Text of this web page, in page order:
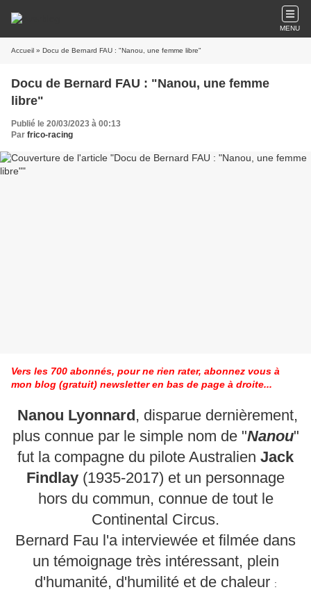
MENU
Accueil » Docu de Bernard FAU : "Nanou, une femme libre"
Docu de Bernard FAU : "Nanou, une femme
libre"
Publié le 20/03/2023 à 00:13
Par frico-racing
Vers les 700 abonnés, pour ne rien rater, abonnez vous à
mon blog (gratuit) newsletter en bas de page à droite...
Nanou Lyonnard, disparue dernièrement,
plus connue par le simple nom de "Nanou"
fut la compagne du pilote Australien Jack
Findlay (1935-2017) et un personnage
hors du commun, connue de tout le
Continental Circus.
Bernard Fau l'a interviewée et filmée dans
un témoignage très intéressant, plein
d'humanité, d'humilité et de chaleur :